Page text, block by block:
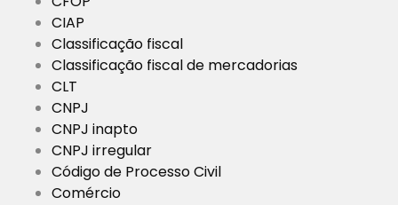
CIAP
Classificação fiscal
Classificação fiscal de mercadorias
CLT
CNPJ
CNPJ inapto
CNPJ irregular
Código de Processo Civil
Comércio